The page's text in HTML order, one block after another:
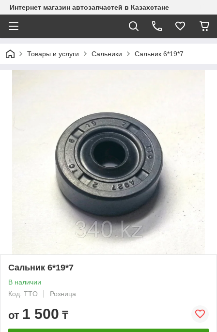
Интернет магазин автозапчастей в Казахстане
Товары и услуги Сальники Сальник 6*19*7
Сальник 6*19*7
В наличии
Код: TTO
Розница
от 1 500 ₸